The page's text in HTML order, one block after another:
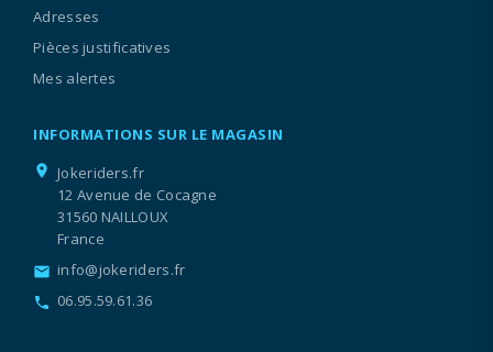
Adresses
Pièces justificatives
Mes alertes
INFORMATIONS SUR LE MAGASIN
location_on
Jokeriders.fr
12 Avenue de Cocagne
31560 NAILLOUX
France
email info@jokeriders.fr
call 06.95.59.61.36